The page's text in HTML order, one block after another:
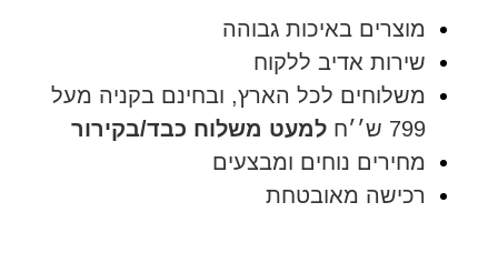
מוצרים באיכות גבוהה
שירות אדיב ללקוח
משלוחים לכל הארץ, ובחינם בקניה מעל
799 ש׳׳ח
למעט משלוח כבד/בקירור
מחירים נוחים ומבצעים
רכישה מאובטחת